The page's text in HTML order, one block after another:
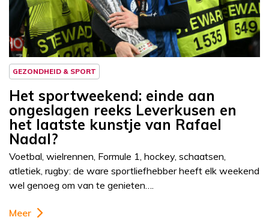
GEZONDHEID & SPORT
Het sportweekend: einde aan
ongeslagen reeks Leverkusen en
het laatste kunstje van Rafael
Nadal?
Voetbal, wielrennen, Formule 1, hockey, schaatsen,
atletiek, rugby: de ware sportliefhebber heeft elk weekend
wel genoeg om van te genieten….
Meer